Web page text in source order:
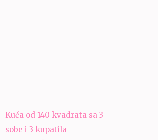
Navigacija
članaka
Kuća od 140 kvadrata sa 3
sobe i 3 kupatila